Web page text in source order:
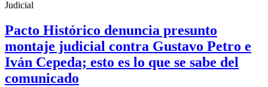
Judicial
Pacto Histórico denuncia presunto
montaje judicial contra Gustavo Petro e
Iván Cepeda; esto es lo que se sabe del
comunicado